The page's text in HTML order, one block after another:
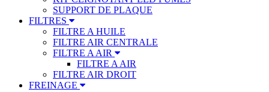
SUPPORT DE PLAQUE
FILTRES
FILTRE A HUILE
FILTRE AIR CENTRALE
FILTRE A AIR
FILTRE A AIR
FILTRE AIR DROIT
FREINAGE